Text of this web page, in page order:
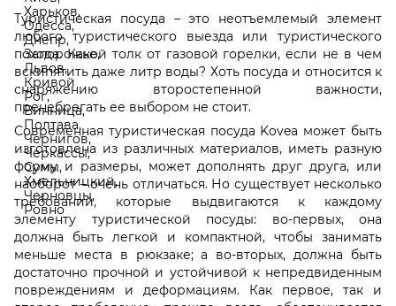
Туристическая посуда – это неотъемлемый элемент
любого туристического выезда или туристического
похода. Какой толк от газовой горелки, если не в чем
вскипятить даже литр воды? Хоть посуда и относится к
снаряжению второстепенной важности,
пренебрегать ее выбором не стоит.
Современная туристическая посуда Kovea может быть
изготовлена из различных материалов, иметь разную
форму и размеры, может дополнять друг друга, или
наоборот – очень отличаться. Но существует несколько
требований, которые выдвигаются к каждому
элементу туристической посуды: во-первых, она
должна быть легкой и компактной, чтобы занимать
меньше места в рюкзаке; а во-вторых, должна быть
достаточно прочной и устойчивой к непредвиденным
повреждениям и деформациям. Как первое, так и